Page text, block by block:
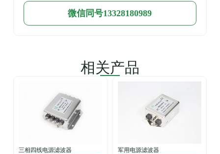
微信同号13328180989
相关产品
三相四线电源滤波器 军用电源滤波器